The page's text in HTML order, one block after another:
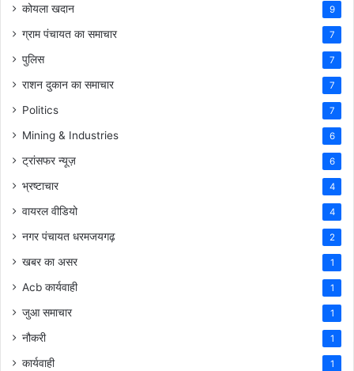
कोयला खदान 9
ग्राम पंचायत का समाचार 7
पुलिस 7
राशन दुकान का समाचार 7
Politics 7
Mining & Industries 6
ट्रांसफर न्यूज़ 6
भ्रष्टाचार 4
वायरल वीडियो 4
नगर पंचायत धरमजयगढ़ 2
खबर का असर 1
Acb कार्यवाही 1
जुआ समाचार 1
नौकरी 1
कार्यवाही 1